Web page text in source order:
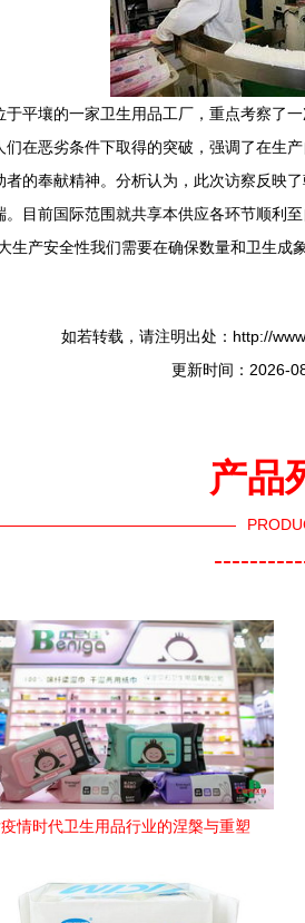
平壤的一家卫生用品工厂，重点考察了
在恶劣条件下取得的突破，强调了在
的奉献精神。分析认为，此次访察反
前国际范围就共享本供应各环节顺利
生产安全性我们需要在确保数量和卫生
如若转载，请注明出处：http://
更新时间：2026-
产品
疫情时代卫生用品行业的涅槃与重塑